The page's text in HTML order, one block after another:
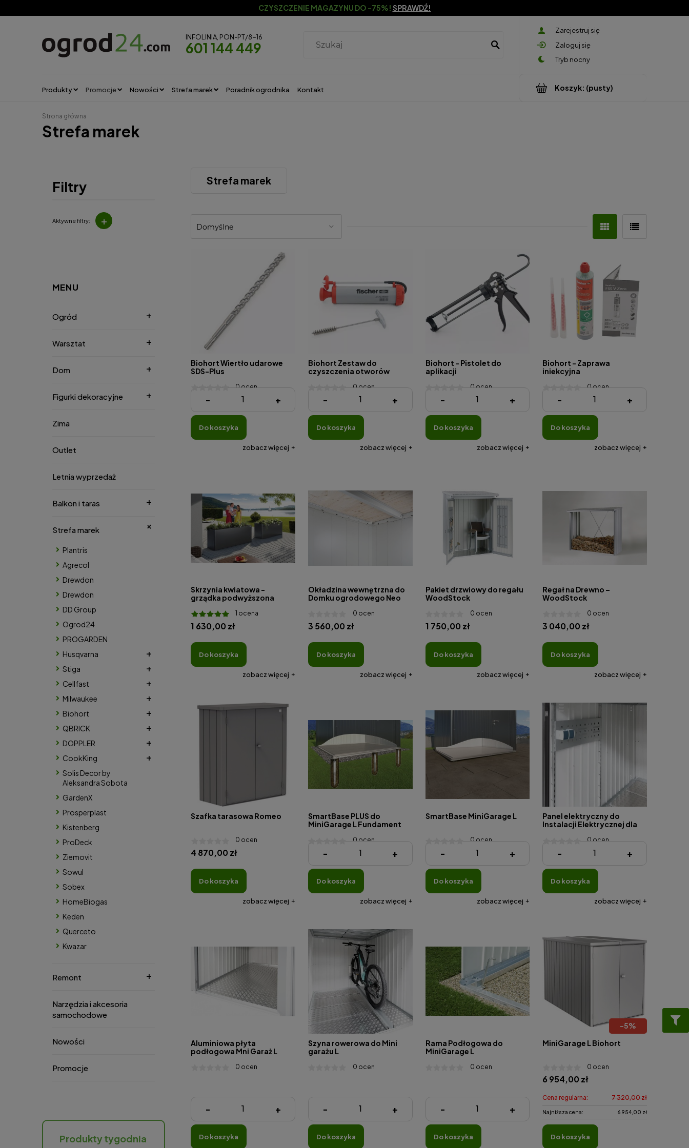
CZYSZCZENIE MAGAZYNU DO -75%! SPRAWDŹ!
Zarejestruj się
Zaloguj się
INFOLINIA, PON-PT/8-16
601 144 449
Koszyk: (pusty)
Produkty Promocje Nowości Strefa marek Poradnik ogrodnika Kontakt
Strona główna
Strefa marek
Filtry
Aktywne filtry: +
MENU
Ogród
Warsztat
Dom
Figurki dekoracyjne
Zima
Outlet
Letnia wyprzedaż
Balkon i taras
Strefa marek
Plantris
Agrecol
Drewdon
Drewdon
DD Group
Ogrod24
PROGARDEN
Husqvarna
Stiga
Cellfast
Milwaukee
Biohort
QBRICK
DOPPLER
CookKing
Solis Decor by
Aleksandra Sobota
GardenX
Prosperplast
Kistenberg
ProDeck
Ziemovit
Sowul
Sobex
HomeBiogas
Keden
Querceto
Kwazar
Remont
Narzędzia i akcesoria
samochodowe
Nowości
Promocje
Produkty tygodnia
Strefa marek
Biohort Wiertło udarowe
SDS-Plus
0 ocen
140,00 zł
- +
do koszyka
zobacz więcej
Biohort Zestaw do
czyszczenia otworów
0 ocen
430,00 zł
- +
do koszyka
zobacz więcej
Biohort - Pistolet do
aplikacji
0 ocen
190,00 zł
- +
do koszyka
zobacz więcej
Biohort - Zaprawa
iniekcyjna
0 ocen
240,00 zł
- +
do koszyka
zobacz więcej
Skrzynia kwiatowa -
grządka podwyższona
Belvedere
1 ocena
1 630,00 zł
do koszyka
zobacz więcej
Okładzina wewnętrzna do
Domku ogrodowego Neo
0 ocen
3 560,00 zł
do koszyka
zobacz więcej
Pakiet drzwiowy do regału
WoodStock
0 ocen
1 750,00 zł
do koszyka
zobacz więcej
Regał na Drewno –
WoodStock
0 ocen
3 040,00 zł
do koszyka
zobacz więcej
Szafka tarasowa Romeo
0 ocen
4 870,00 zł
do koszyka
zobacz więcej
SmartBase PLUS do
MiniGarage L Fundament
0 ocen
5 850,00 zł
- +
do koszyka
zobacz więcej
SmartBase MiniGarage L
0 ocen
4 870,00 zł
- +
do koszyka
zobacz więcej
Panel elektryczny do
Instalacji Elektrycznej dla
0 ocen
480,00 zł
- +
do koszyka
zobacz więcej
Aluminiowa płyta
podłogowa Mni Garaż L
0 ocen
1 630,00 zł
- +
do koszyka
Szyna rowerowa do Mini
garażu L
0 ocen
780,00 zł
- +
do koszyka
Rama Podłogowa do
MiniGarage L
0 ocen
870,00 zł
- +
do koszyka
-5%
MiniGarage L Biohort
0 ocen
6 954,00 zł
Cena regularna: 7 320,00 zł
Najniższa cena: 6 954,00 zł
do koszyka